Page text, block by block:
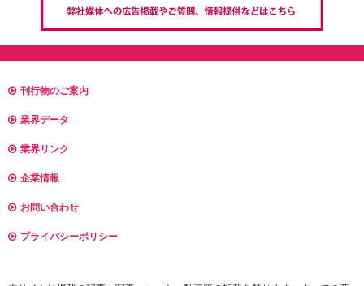
刊行物のご案内
業界データ
業界リンク
企業情報
お問い合わせ
プライバシーポリシー